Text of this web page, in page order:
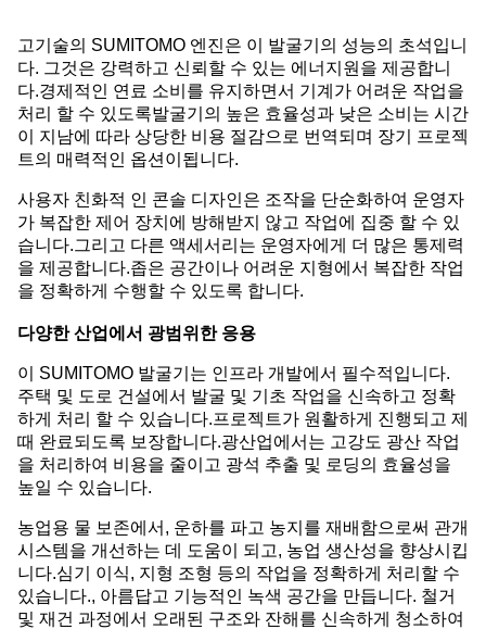
고기술의 SUMITOMO 엔진은 이 발굴기의 성능의 초석입니
다. 그것은 강력하고 신뢰할 수 있는 에너지원을 제공합니
다.경제적인 연료 소비를 유지하면서 기계가 어려운 작업을
처리 할 수 있도록발굴기의 높은 효율성과 낮은 소비는 시간
이 지남에 따라 상당한 비용 절감으로 번역되며 장기 프로젝
트의 매력적인 옵션이됩니다.
사용자 친화적 인 콘솔 디자인은 조작을 단순화하여 운영자
가 복잡한 제어 장치에 방해받지 않고 작업에 집중 할 수 있
습니다.그리고 다른 액세서리는 운영자에게 더 많은 통제력
을 제공합니다.좁은 공간이나 어려운 지형에서 복잡한 작업
을 정확하게 수행할 수 있도록 합니다.
다양한 산업에서 광범위한 응용
이 SUMITOMO 발굴기는 인프라 개발에서 필수적입니다.
주택 및 도로 건설에서 발굴 및 기초 작업을 신속하고 정확
하게 처리 할 수 있습니다.프로젝트가 원활하게 진행되고 제
때 완료되도록 보장합니다.광산업에서는 고강도 광산 작업
을 처리하여 비용을 줄이고 광석 추출 및 로딩의 효율성을
높일 수 있습니다.
농업용 물 보존에서, 운하를 파고 농지를 재배함으로써 관개
시스템을 개선하는 데 도움이 되고, 농업 생산성을 향상시킵
니다.심기 이식, 지형 조형 등의 작업을 정확하게 처리할 수
있습니다., 아름답고 기능적인 녹색 공간을 만듭니다. 철거
및 재건 과정에서 오래된 구조와 잔해를 신속하게 청소하여